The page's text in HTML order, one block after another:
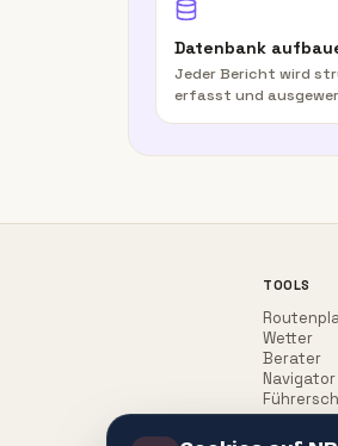
Datenbank
Jeder Bericht wird
erfasst und
TOOLS
Wetter
Berater
Navigator